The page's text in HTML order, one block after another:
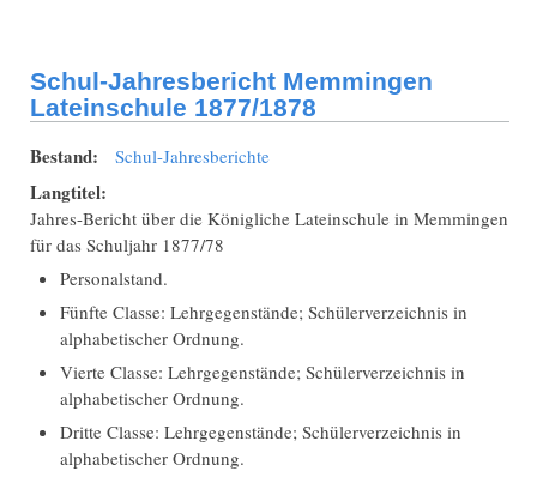
Schul-Jahresbericht Memmingen
Lateinschule 1877/1878
Bestand: Schul-Jahresberichte
Langtitel:
Jahres-Bericht über die Königliche Lateinschule in Memmingen
für das Schuljahr 1877/78
Personalstand.
Fünfte Classe: Lehrgegenstände; Schülerverzeichnis in
alphabetischer Ordnung.
Vierte Classe: Lehrgegenstände; Schülerverzeichnis in
alphabetischer Ordnung.
Dritte Classe: Lehrgegenstände; Schülerverzeichnis in
alphabetischer Ordnung.